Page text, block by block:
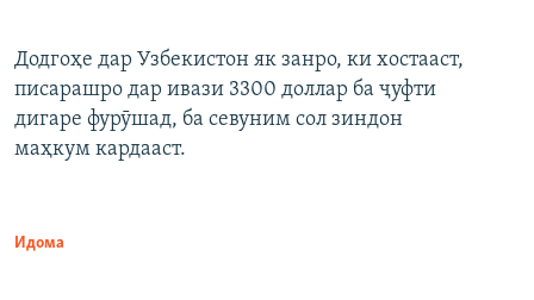
Додгоҳе дар Узбекистон як занро, ки хостааст,
писарашро дар ивази 3300 доллар ба ҷуфти
дигаре фурӯшад, ба севуним сол зиндон
маҳкум кардааст.
Идома